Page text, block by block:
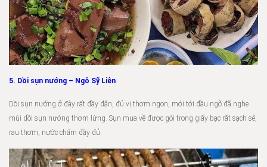
5. Dồi sụn nướng – Ngô Sỹ Liên
Dồi sụn nướng ở đây rất đầy đặn, đủ vị thơm ngon, mới tới đầu ngõ đã nghe
mùi dồi sụn nướng thơm lừng. Sụn mua về được gói trong giấy bạc rất sạch sẽ,
rau thơm, nước chấm đầy đủ.